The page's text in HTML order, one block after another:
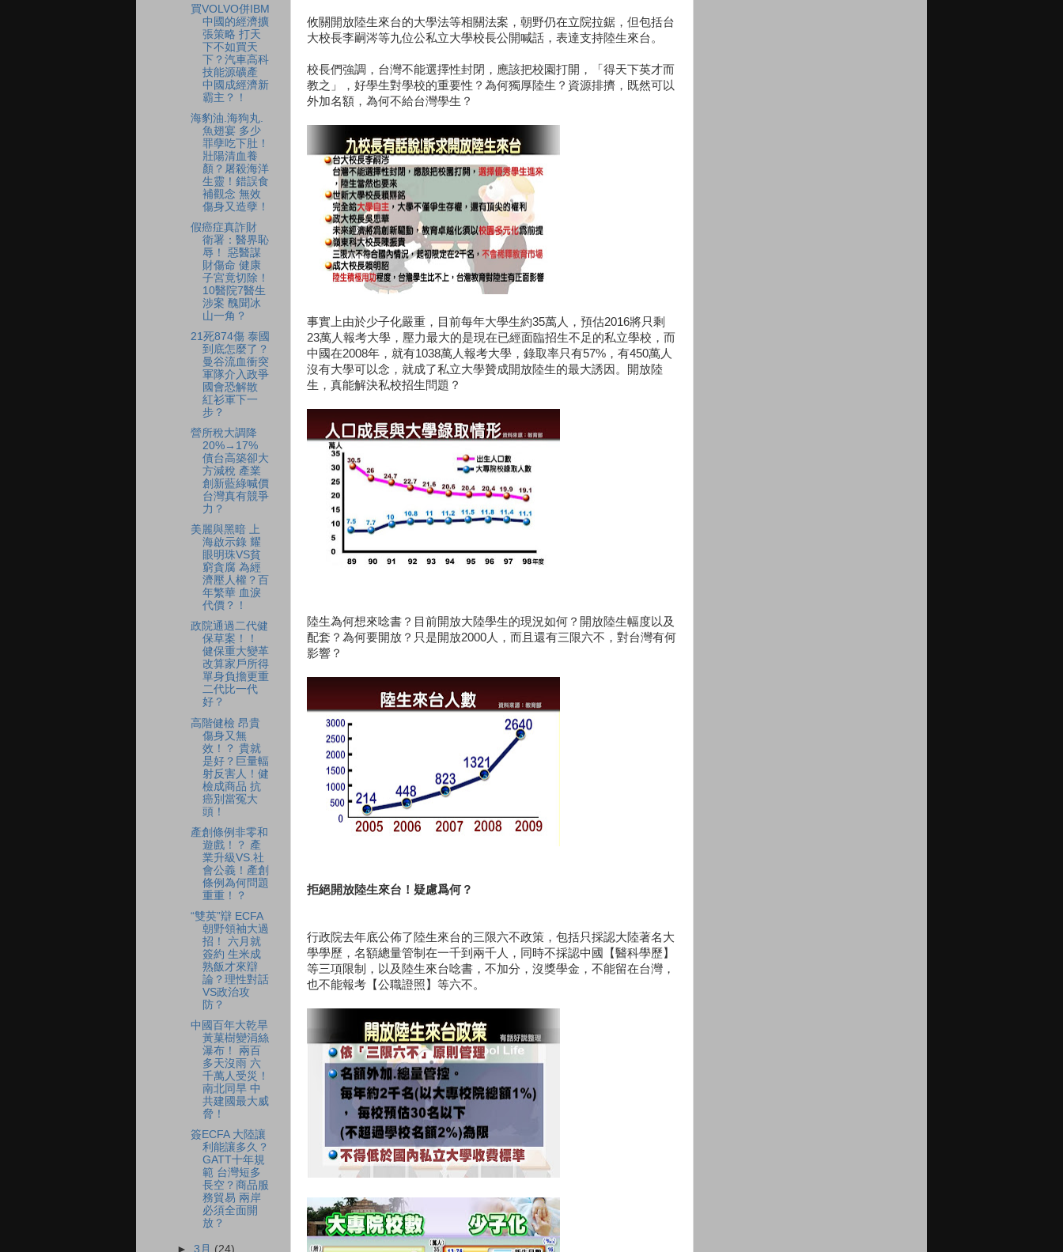
攸關開放陸生來台的大學法等相關法案，朝野仍在立院拉鋸，但包括台
大校長李嗣涔等九位公私立大學校長公開喊話，表達支持陸生來台。
校長們強調，台灣不能選擇性封閉，應該把校園打開，「得天下英才而
教之」，好學生對學校的重要性？為何獨厚陸生？資源排擠，既然可以
外加名額，為何不給台灣學生？
事實上由於少子化嚴重，目前每年大學生約35萬人，預估2016將只剩
23萬人報考大學，壓力最大的是現在已經面臨招生不足的私立學校，而
中國在2008年，就有1038萬人報考大學，錄取率只有57%，有450萬人
沒有大學可以念，就成了私立大學贊成開放陸生的最大誘因。開放陸
生，真能解決私校招生問題？
陸生為何想來唸書？目前開放大陸學生的現況如何？開放陸生幅度以及
配套？為何要開放？只是開放2000人，而且還有三限六不，對台灣有何
影響？
拒絕開放陸生來台！疑慮爲何？
行政院去年底公佈了陸生來台的三限六不政策，包括只採認大陸著名大
學學歷，名額總量管制在一千到兩千人，同時不採認中國【醫科學歷】
等三項限制，以及陸生來台唸書，不加分，沒獎學金，不能留在台灣，
也不能報考【公職證照】等六不。
買VOLVO併IBM
中國的經濟擴
張策略 打天
下不如買天
下？汽車高科
技能源礦產
中國成經濟新
霸主？！
海豹油.海狗丸.
魚翅宴 多少
罪孽吃下肚！
壯陽清血養
顏？屠殺海洋
生靈！錯誤食
補觀念 無效
傷身又造孽！
假癌症真詐財
衛署：醫界恥
辱！ 惡醫謀
財傷命 健康
子宮竟切除！
10醫院7醫生
涉案 醜聞冰
山一角？
21死874傷 泰國
到底怎麼了？
曼谷流血衝突
軍隊介入政爭
國會恐解散
紅衫軍下一
步？
營所稅大調降
20%→17%
債台高築卻大
方減稅 產業
創新藍綠喊價
台灣真有競爭
力？
美麗與黑暗 上
海啟示錄 耀
眼明珠VS貧
窮貪腐 為經
濟壓人權？百
年繁華 血淚
代價？！
政院通過二代健
保草案！！
健保重大變革
改算家戶所得
單身負擔更重
二代比一代
好？
高階健檢 昂貴
傷身又無
效！？ 貴就
是好？巨量輻
射反害人！健
檢成商品 抗
癌別當冤大
頭！
產創條例非零和
遊戲！？ 產
業升級VS.社
會公義！產創
條例為何問題
重重！？
“雙英”辯 ECFA
朝野領袖大過
招！ 六月就
簽約 生米成
熟飯才來辯
論？理性對話
VS政治攻
防？
中國百年大乾旱
黃菓樹變涓絲
瀑布！ 兩百
多天沒雨 六
千萬人受災！
南北同旱 中
共建國最大威
脅！
簽ECFA 大陸讓
利能讓多久？
GATT十年規
範 台灣短多
長空？商品服
務貿易 兩岸
必須全面開
放？
►3月 (24)